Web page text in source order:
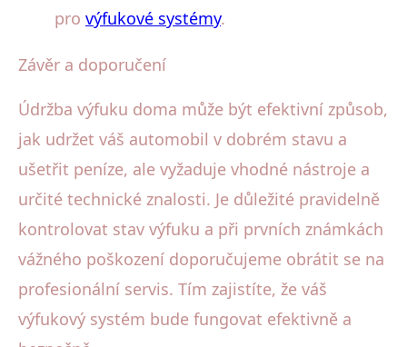
pro výfukové systémy.
Závěr a doporučení
Údržba výfuku doma může být efektivní způsob,
jak udržet váš automobil v dobrém stavu a
ušetřit peníze, ale vyžaduje vhodné nástroje a
určité technické znalosti. Je důležité pravidelně
kontrolovat stav výfuku a při prvních známkách
vážného poškození doporučujeme obrátit se na
profesionální servis. Tím zajistíte, že váš
výfukový systém bude fungovat efektivně a